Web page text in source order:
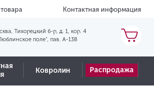
Контактная информация
Тихорецкий б-р, д. 1, кор. 4
поле", пав. А-138
Ковролин Распродажа